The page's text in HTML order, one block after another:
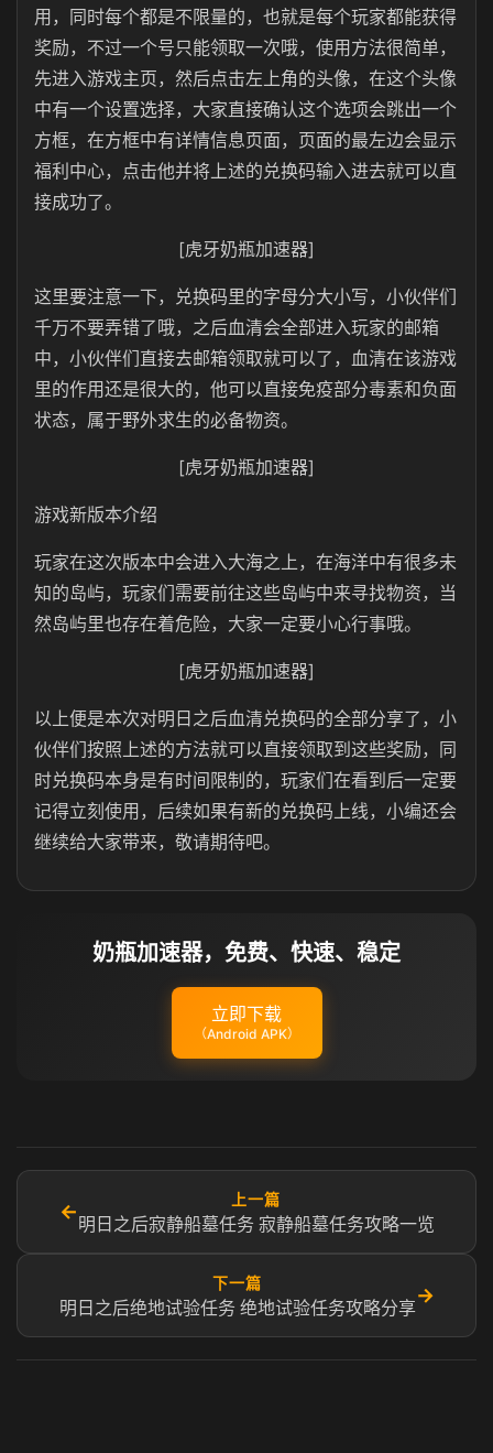
用，同时每个都是不限量的，也就是每个玩家都能获得
奖励，不过一个号只能领取一次哦，使用方法很简单，
先进入游戏主页，然后点击左上角的头像，在这个头像
中有一个设置选择，大家直接确认这个选项会跳出一个
方框，在方框中有详情信息页面，页面的最左边会显示
福利中心，点击他并将上述的兑换码输入进去就可以直
接成功了。
[虎牙奶瓶加速器]
这里要注意一下，兑换码里的字母分大小写，小伙伴们
千万不要弄错了哦，之后血清会全部进入玩家的邮箱
中，小伙伴们直接去邮箱领取就可以了，血清在该游戏
里的作用还是很大的，他可以直接免疫部分毒素和负面
状态，属于野外求生的必备物资。
[虎牙奶瓶加速器]
游戏新版本介绍
玩家在这次版本中会进入大海之上，在海洋中有很多未
知的岛屿，玩家们需要前往这些岛屿中来寻找物资，当
然岛屿里也存在着危险，大家一定要小心行事哦。
[虎牙奶瓶加速器]
以上便是本次对明日之后血清兑换码的全部分享了，小
伙伴们按照上述的方法就可以直接领取到这些奖励，同
时兑换码本身是有时间限制的，玩家们在看到后一定要
记得立刻使用，后续如果有新的兑换码上线，小编还会
继续给大家带来，敬请期待吧。
奶瓶加速器，免费、快速、稳定
立即下载
（Android APK）
←
上一篇
明日之后寂静船墓任务 寂静船墓任务攻略一览
下一篇
明日之后绝地试验任务 绝地试验任务攻略分享
→